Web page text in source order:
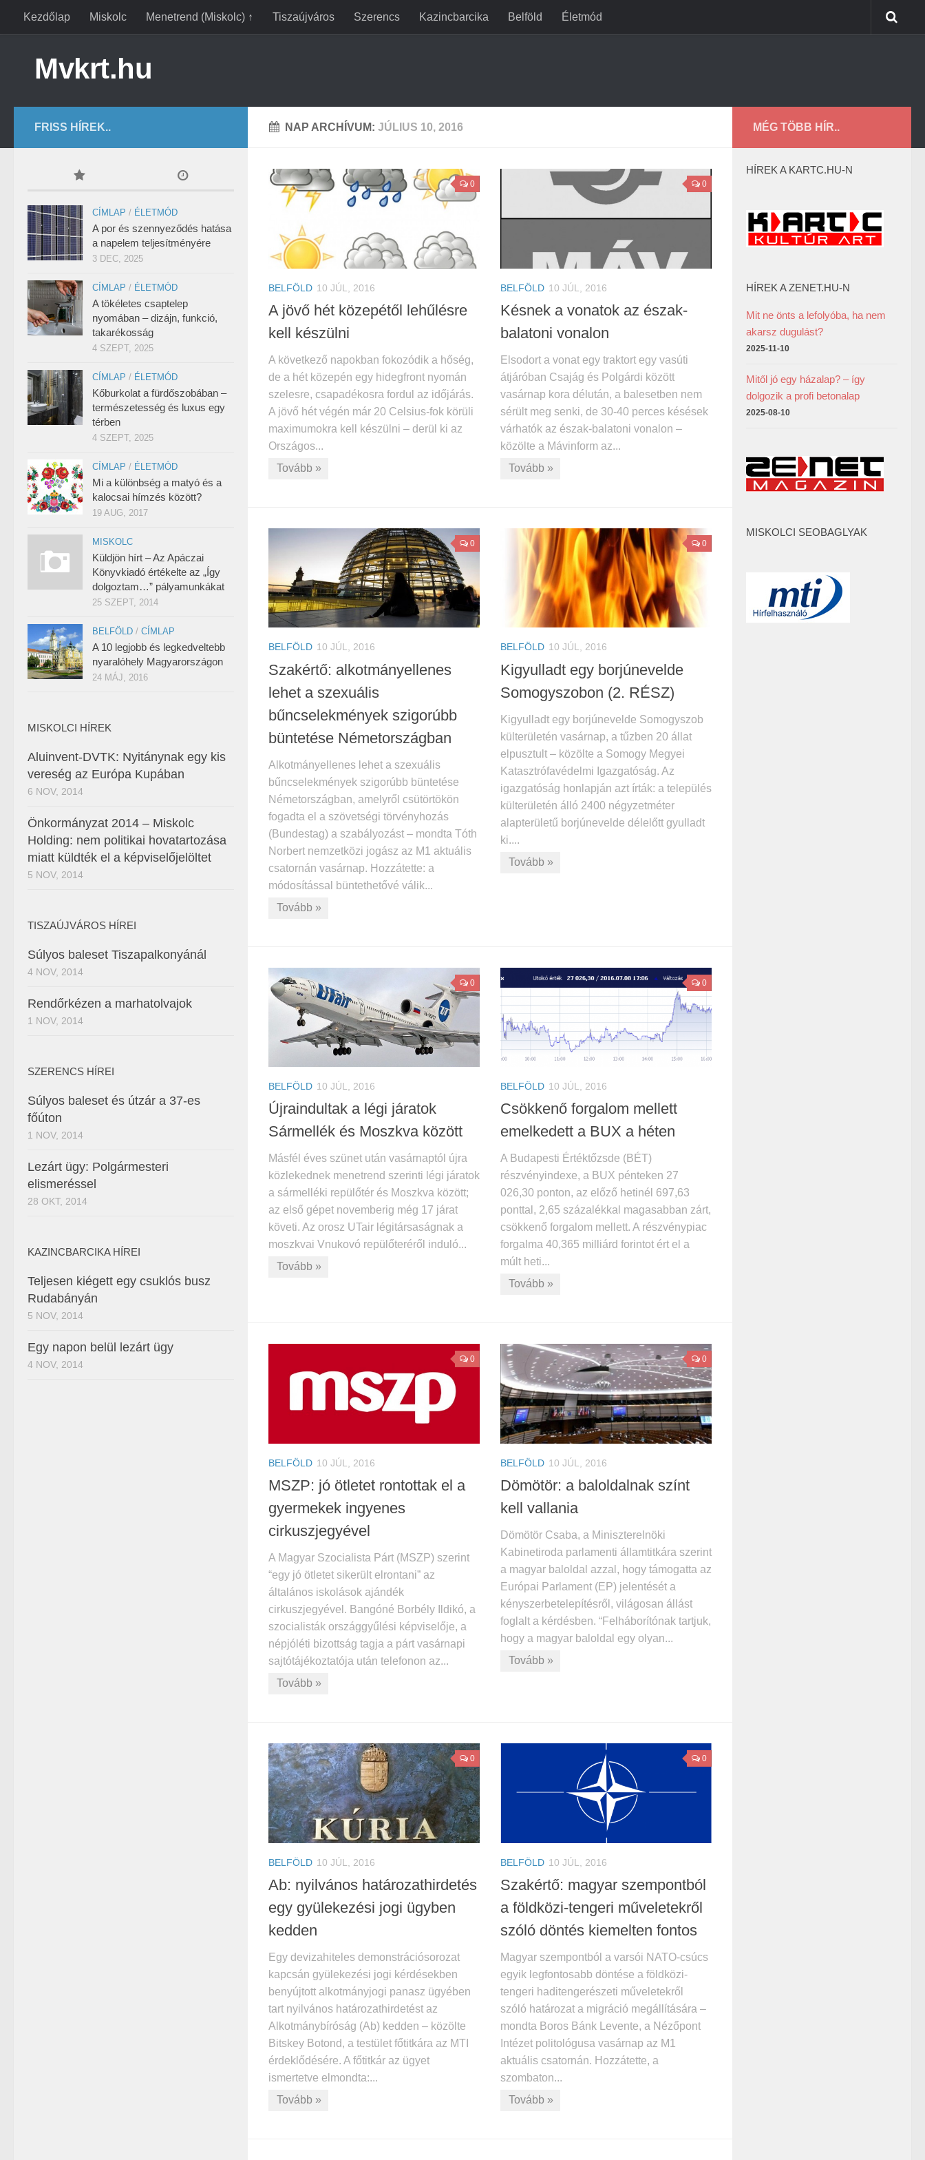
Kezdőlap Miskolc Menetrend (Miskolc) ↑ Tiszaújváros Szerencs Kazincbarcika Belföld Életmód
Mvkrt.hu
NAP ARCHÍVUM: JÚLIUS 10, 2016
0
BELFÖLD 10 JÚL, 2016
A jövő hét közepétől lehűlésre
kell készülni
A következő napokban fokozódik a hőség,
de a hét közepén egy hidegfront nyomán
szelesre, csapadékosra fordul az időjárás.
A jövő hét végén már 20 Celsius-fok körüli
maximumokra kell készülni – derül ki az
Országos...
Tovább »
0
BELFÖLD 10 JÚL, 2016
Késnek a vonatok az észak-
balatoni vonalon
Elsodort a vonat egy traktort egy vasúti
átjáróban Csajág és Polgárdi között
vasárnap kora délután, a balesetben nem
sérült meg senki, de 30-40 perces késések
várhatók az észak-balatoni vonalon –
közölte a Mávinform az...
Tovább »
0
BELFÖLD 10 JÚL, 2016
Szakértő: alkotmányellenes
lehet a szexuális
bűncselekmények szigorúbb
büntetése Németországban
Alkotmányellenes lehet a szexuális
bűncselekmények szigorúbb büntetése
Németországban, amelyről csütörtökön
fogadta el a szövetségi törvényhozás
(Bundestag) a szabályozást – mondta Tóth
Norbert nemzetközi jogász az M1 aktuális
csatornán vasárnap. Hozzátette: a
módosítással büntethetővé válik...
Tovább »
0
BELFÖLD 10 JÚL, 2016
Kigyulladt egy borjúnevelde
Somogyszobon (2. RÉSZ)
Kigyulladt egy borjúnevelde Somogyszob
külterületén vasárnap, a tűzben 20 állat
elpusztult – közölte a Somogy Megyei
Katasztrófavédelmi Igazgatóság. Az
igazgatóság honlapján azt írták: a település
külterületén álló 2400 négyzetméter
alapterületű borjúnevelde délelőtt gyulladt
ki....
Tovább »
0
BELFÖLD 10 JÚL, 2016
Újraindultak a légi járatok
Sármellék és Moszkva között
Másfél éves szünet után vasárnaptól újra
közlekednek menetrend szerinti légi járatok
a sármelléki repülőtér és Moszkva között;
az első gépet novemberig még 17 járat
követi. Az orosz UTair légitársaságnak a
moszkvai Vnukovó repülőteréről induló...
Tovább »
0
BELFÖLD 10 JÚL, 2016
Csökkenő forgalom mellett
emelkedett a BUX a héten
A Budapesti Értéktőzsde (BÉT)
részvényindexe, a BUX pénteken 27
026,30 ponton, az előző hetinél 697,63
ponttal, 2,65 százalékkal magasabban zárt,
csökkenő forgalom mellett. A részvénypiac
forgalma 40,365 milliárd forintot ért el a
múlt heti...
Tovább »
0
BELFÖLD 10 JÚL, 2016
MSZP: jó ötletet rontottak el a
gyermekek ingyenes
cirkuszjegyével
A Magyar Szocialista Párt (MSZP) szerint
“egy jó ötletet sikerült elrontani” az
általános iskolások ajándék
cirkuszjegyével. Bangóné Borbély Ildikó, a
szocialisták országgyűlési képviselője, a
népjóléti bizottság tagja a párt vasárnapi
sajtótájékoztatója után telefonon az...
Tovább »
0
BELFÖLD 10 JÚL, 2016
Dömötör: a baloldalnak színt
kell vallania
Dömötör Csaba, a Miniszterelnöki
Kabinetiroda parlamenti államtitkára szerint
a magyar baloldal azzal, hogy támogatta az
Európai Parlament (EP) jelentését a
kényszerbetelepítésről, világosan állást
foglalt a kérdésben. “Felháborítónak tartjuk,
hogy a magyar baloldal egy olyan...
Tovább »
0
BELFÖLD 10 JÚL, 2016
Ab: nyilvános határozathirdetés
egy gyülekezési jogi ügyben
kedden
Egy devizahiteles demonstrációsorozat
kapcsán gyülekezési jogi kérdésekben
benyújtott alkotmányjogi panasz ügyében
tart nyilvános határozathirdetést az
Alkotmánybíróság (Ab) kedden – közölte
Bitskey Botond, a testület főtitkára az MTI
érdeklődésére. A főtitkár az ügyet
ismertetve elmondta:...
Tovább »
0
BELFÖLD 10 JÚL, 2016
Szakértő: magyar szempontból
a földközi-tengeri műveletekről
szóló döntés kiemelten fontos
Magyar szempontból a varsói NATO-csúcs
egyik legfontosabb döntése a földközi-
tengeri haditengerészeti műveletekről
szóló határozat a migráció megállítására –
mondta Boros Bánk Levente, a Nézőpont
Intézet politológusa vasárnap az M1
aktuális csatornán. Hozzátette, a
szombaton...
Tovább »
FRISS HÍREK..
CÍMLAP / ÉLETMÓD
A por és szennyeződés hatása
a napelem teljesítményére
3 DEC, 2025
CÍMLAP / ÉLETMÓD
A tökéletes csaptelep
nyomában – dizájn, funkció,
takarékosság
4 SZEPT, 2025
CÍMLAP / ÉLETMÓD
Kőburkolat a fürdőszobában –
természetesség és luxus egy
térben
4 SZEPT, 2025
CÍMLAP / ÉLETMÓD
Mi a különbség a matyó és a
kalocsai hímzés között?
19 AUG, 2017
MISKOLC
Küldjön hírt – Az Apáczai
Könyvkiadó értékelte az „Így
dolgoztam…” pályamunkákat
25 SZEPT, 2014
BELFÖLD / CÍMLAP
A 10 legjobb és legkedveltebb
nyaralóhely Magyarországon
24 MÁJ, 2016
MISKOLCI HÍREK
Aluinvent-DVTK: Nyitánynak egy kis
vereség az Európa Kupában
6 NOV, 2014
Önkormányzat 2014 – Miskolc
Holding: nem politikai hovatartozása
miatt küldték el a képviselőjelöltet
5 NOV, 2014
TISZAÚJVÁROS HÍREI
Súlyos baleset Tiszapalkonyánál
4 NOV, 2014
Rendőrkézen a marhatolvajok
1 NOV, 2014
SZERENCS HÍREI
Súlyos baleset és útzár a 37-es
főúton
1 NOV, 2014
Lezárt ügy: Polgármesteri
elismeréssel
28 OKT, 2014
KAZINCBARCIKA HÍREI
Teljesen kiégett egy csuklós busz
Rudabányán
5 NOV, 2014
Egy napon belül lezárt ügy
4 NOV, 2014
MÉG TÖBB HÍR..
HÍREK A KARTC.HU-N
HÍREK A ZENET.HU-N
Mit ne önts a lefolyóba, ha nem
akarsz dugulást?
2025-11-10
Mitől jó egy házalap? – így
dolgozik a profi betonalap
2025-08-10
MISKOLCI SEOBAGLYAK